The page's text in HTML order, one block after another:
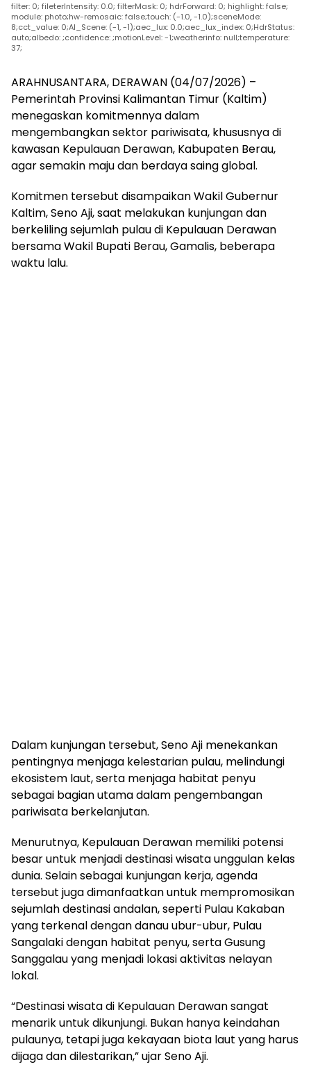
filter: 0; fileterIntensity: 0.0; filterMask: 0; hdrForward: 0; highlight: false;
module: photo;hw-remosaic: false;touch: (-1.0, -1.0);sceneMode:
8;cct_value: 0;AI_Scene: (-1, -1);aec_lux: 0.0;aec_lux_index: 0;HdrStatus:
auto;albedo: ;confidence: ;motionLevel: -1;weatherinfo: null;temperature:
37;
ARAHNUSANTARA, DERAWAN (04/07/2026) –
Pemerintah Provinsi Kalimantan Timur (Kaltim)
menegaskan komitmennya dalam
mengembangkan sektor pariwisata, khususnya di
kawasan Kepulauan Derawan, Kabupaten Berau,
agar semakin maju dan berdaya saing global.
Komitmen tersebut disampaikan Wakil Gubernur
Kaltim, Seno Aji, saat melakukan kunjungan dan
berkeliling sejumlah pulau di Kepulauan Derawan
bersama Wakil Bupati Berau, Gamalis, beberapa
waktu lalu.
Dalam kunjungan tersebut, Seno Aji menekankan
pentingnya menjaga kelestarian pulau, melindungi
ekosistem laut, serta menjaga habitat penyu
sebagai bagian utama dalam pengembangan
pariwisata berkelanjutan.
Menurutnya, Kepulauan Derawan memiliki potensi
besar untuk menjadi destinasi wisata unggulan kelas
dunia. Selain sebagai kunjungan kerja, agenda
tersebut juga dimanfaatkan untuk mempromosikan
sejumlah destinasi andalan, seperti Pulau Kakaban
yang terkenal dengan danau ubur-ubur, Pulau
Sangalaki dengan habitat penyu, serta Gusung
Sanggalau yang menjadi lokasi aktivitas nelayan
lokal.
“Destinasi wisata di Kepulauan Derawan sangat
menarik untuk dikunjungi. Bukan hanya keindahan
pulaunya, tetapi juga kekayaan biota laut yang harus
dijaga dan dilestarikan,” ujar Seno Aji.